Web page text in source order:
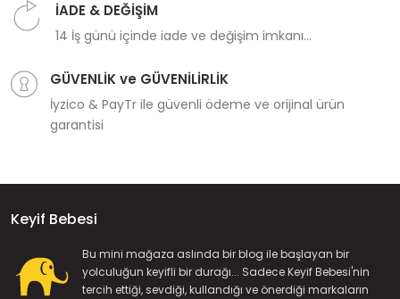
İADE & DEĞİŞİM
14 İş günü içinde iade ve değişim imkanı...
GÜVENLİK ve GÜVENİLİRLİK
İyzico & PayTr ile güvenli ödeme ve orijinal ürün
garantisi
Keyif Bebesi
Bu mini mağaza aslında bir blog ile başlayan bir
yolculuğun keyifli bir durağı... Sadece Keyif Bebesi'nin
tercih ettiği, sevdiği, kullandığı ve önerdiği markaların